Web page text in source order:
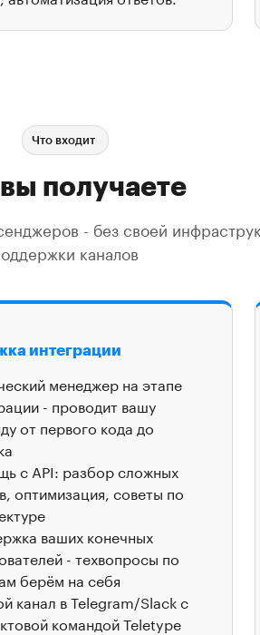
Что входит
получаете
- без своей
каналов
интеграции
менеджер на этапе
- проводит вашу
от первого кода до
с API: разбор сложных
оптимизация, советы по
ваших конечных
- техвопросы по
берём на себя
канал в Telegram/Slack с
командой Teletype